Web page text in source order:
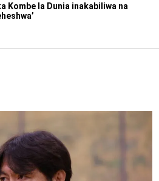
Kombe la Dunia inakabiliwa na